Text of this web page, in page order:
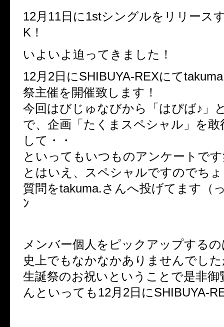
12月11日に1stシングルをリリース
K！
いよいよ迫ってきました！
12月2日にSHIBUYA-REXにて
祭主催を開催致します！
今回はびじゅなびから「はぴば♪」
で、企画「たくまスペシャル」を
して・・
といってもいつものアンケートで
とはいえ、スペシャルですのでち
質問をtakuma.さんへ投げてます（
ﾝ
メンバー個人をピックアップする
史上でもなかなかありませんでし
生誕祭のお祝いということで是非御
んといっても12月2日にSHIBUYA-